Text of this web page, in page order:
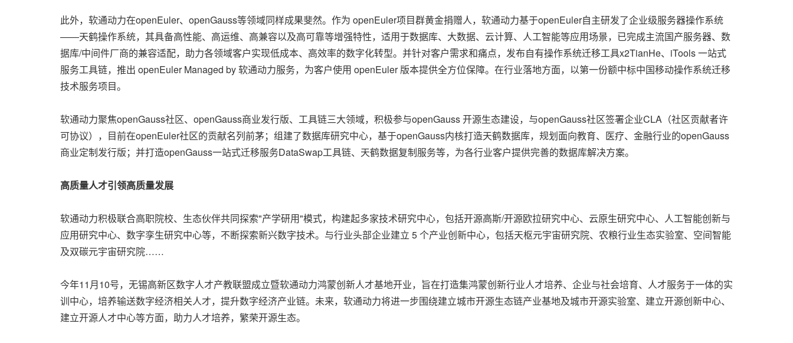
此外，软通动力在openEuler、openGauss等领域同样成果斐然。作为 openEuler项目群黄金捐赠人，软通动力基于openEuler自主研发了企业级服务器操作系统
——天鹤操作系统，其具备高性能、高运维、高兼容以及高可靠等增强特性，适用于数据库、大数据、云计算、人工智能等应用场景，已完成主流国产服务器、数
据库/中间件厂商的兼容适配，助力各领域客户实现低成本、高效率的数字化转型。并针对客户需求和痛点，发布自有操作系统迁移工具x2TianHe、iTools 一站式
服务工具链，推出 openEuler Managed by 软通动力服务，为客户使用 openEuler 版本提供全方位保障。在行业落地方面，以第一份额中标中国移动操作系统迁移
技术服务项目。
软通动力聚焦openGauss社区、openGauss商业发行版、工具链三大领域，积极参与openGauss 开源生态建设，与openGauss社区签署企业CLA（社区贡献者许
可协议），目前在openEuler社区的贡献名列前茅；组建了数据库研究中心，基于openGauss内核打造天鹤数据库，规划面向教育、医疗、金融行业的openGauss
商业定制发行版；并打造openGauss一站式迁移服务DataSwap工具链、天鹤数据复制服务等，为各行业客户提供完善的数据库解决方案。
高质量人才引领高质量发展
软通动力积极联合高职院校、生态伙伴共同探索"产学研用"模式，构建起多家技术研究中心，包括开源高斯/开源欧拉研究中心、云原生研究中心、人工智能创新与
应用研究中心、数字孪生研究中心等，不断探索新兴数字技术。与行业头部企业建立 5 个产业创新中心，包括天枢元宇宙研究院、农粮行业生态实验室、空间智能
及双碳元宇宙研究院……
今年11月10号，无锡高新区数字人才产教联盟成立暨软通动力鸿蒙创新人才基地开业，旨在打造集鸿蒙创新行业人才培养、企业与社会培育、人才服务于一体的实
训中心，培养输送数字经济相关人才，提升数字经济产业链。未来，软通动力将进一步围绕建立城市开源生态链产业基地及城市开源实验室、建立开源创新中心、
建立开源人才中心等方面，助力人才培养，繁荣开源生态。